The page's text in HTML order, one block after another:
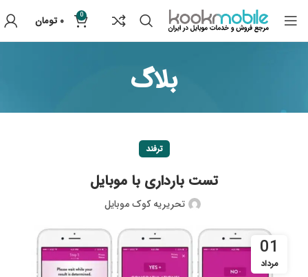
0 ۰ تومان
بلاگ
ترفند
تست بارداری با موبایل
تحریریه کوک موبایل
01
مرداد